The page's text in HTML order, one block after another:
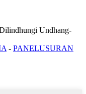
Undhang-
- PANELUSURAN